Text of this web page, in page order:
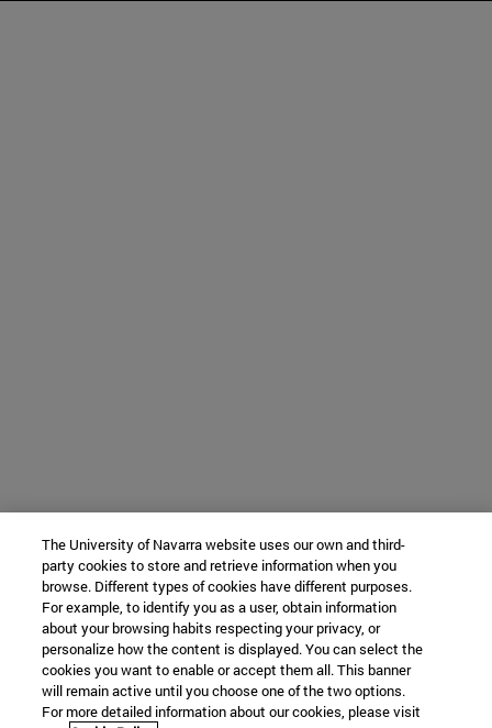
The University of Navarra website uses our own and third-
party cookies to store and retrieve information when you
browse. Different types of cookies have different purposes.
For example, to identify you as a user, obtain information
about your browsing habits respecting your privacy, or
personalize how the content is displayed. You can select the
cookies you want to enable or accept them all. This banner
will remain active until you choose one of the two options.
For more detailed information about our cookies, please visit